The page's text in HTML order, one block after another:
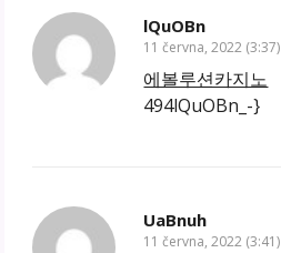
lQuOBn
11 června, 2022 (3:37)
에볼루션카지노
494lQuOBn_-}
UaBnuh
11 června, 2022 (3:41)